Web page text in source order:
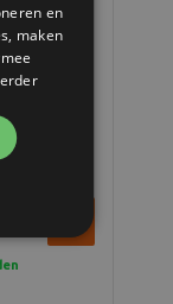
HDX
en
maken